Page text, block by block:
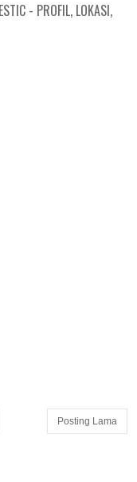
- PROFIL, LOKASI,
Posting Lama